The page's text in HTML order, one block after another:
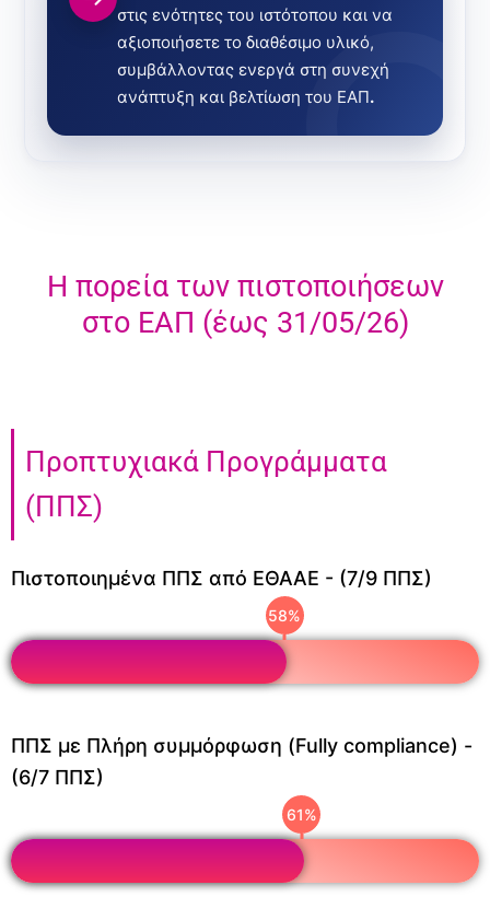
στις ενότητες του ιστότοπου και να
αξιοποιήσετε το διαθέσιμο υλικό,
συμβάλλοντας ενεργά στη συνεχή
ανάπτυξη και βελτίωση του ΕΑΠ.
Η πορεία των πιστοποιήσεων
στο ΕΑΠ (έως 31/05/26)
Προπτυχιακά Προγράμματα
(ΠΠΣ)
Πιστοποιημένα ΠΠΣ από ΕΘΑΑΕ - (7/9 ΠΠΣ)
ΠΠΣ με Πλήρη συμμόρφωση (Fully compliance) -
(6/7 ΠΠΣ)